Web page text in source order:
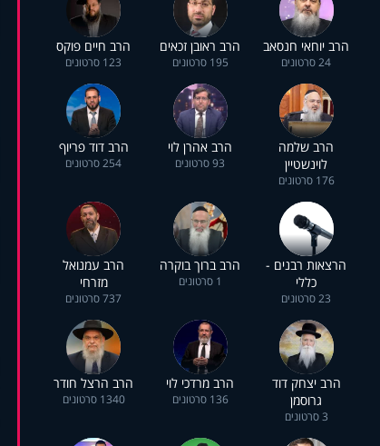
הרב יוחאי חנסאב
24 סרטונים
הרב ראובן זכאים
195 סרטונים
הרב חיים פוקס
123 סרטונים
הרב שלמה
לוינשטיין
176 סרטונים
הרב אהרן לוי
93 סרטונים
הרב דוד פריוף
254 סרטונים
הרצאות רבנים -
כללי
23 סרטונים
הרב ברוך בוקרה
1 סרטונים
הרב עמנואל
מזרחי
737 סרטונים
הרב יצחק דוד
גרוסמן
3 סרטונים
הרב מרדכי לוי
136 סרטונים
הרב הרצל חודר
1340 סרטונים